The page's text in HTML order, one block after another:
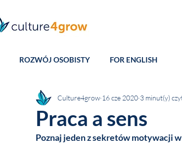
ROZWÓJ OSOBISTY FOR ENGLISH
Praca a sens
Culture4grow 16 cze 2020 3 minut(y)
Poznaj jeden z sekretów motywacji